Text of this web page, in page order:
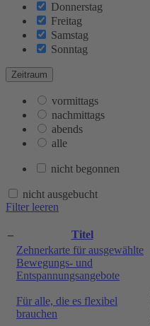
Donnerstag
Freitag
Samstag
Sonntag
Zeitraum
vormittags
nachmittags
abends
alle
nicht begonnen
nicht ausgebucht
Filter leeren
– Titel
Zehnerkarte für ausgewählte
Bewegungs- und
Entspannungsangebote
Für alle, die es flexibel
brauchen